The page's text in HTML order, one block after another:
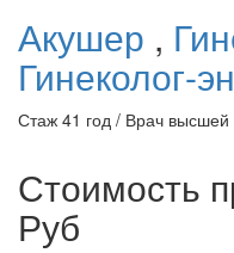
Акушер ,
Гинеколог-
Стаж 41 год / Врач высшей
Стоимость
Руб